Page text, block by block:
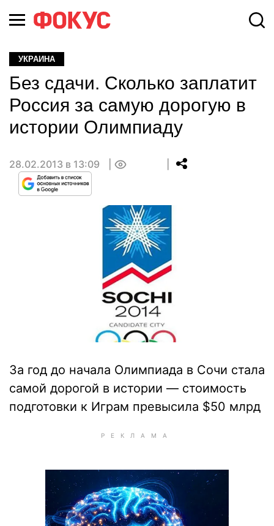
УКРАИНА
Без сдачи. Сколько заплатит
Россия за самую дорогую в
истории Олимпиаду
28.02.2013 в 13:09
За год до начала Олимпиада в Сочи стала
самой дорогой в истории — стоимость
подготовки к Играм превысила $50 млрд